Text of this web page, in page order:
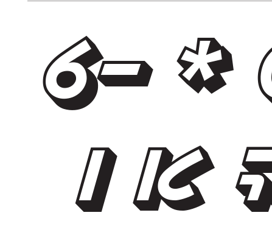
. ט י פ ו ס * 6-
1 ... כ ש ה א ו